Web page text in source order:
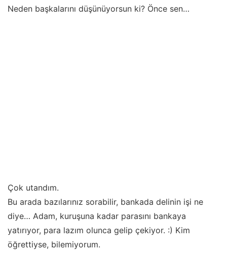
Neden başkalarını düşünüyorsun ki? Önce sen…
Çok utandım.
Bu arada bazılarınız sorabilir, bankada delinin işi ne
diye… Adam, kuruşuna kadar parasını bankaya
yatırıyor, para lazım olunca gelip çekiyor. :) Kim
öğrettiyse, bilemiyorum.